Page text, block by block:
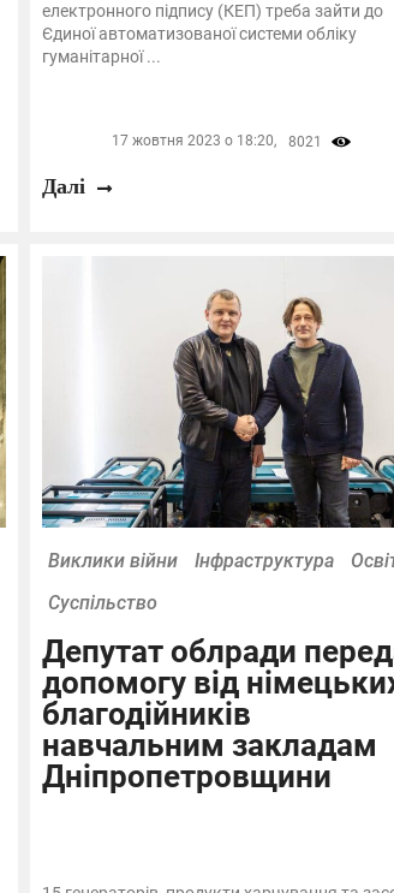
електронного підпису (КЕП) треба зайти до
Єдиної автоматизованої системи обліку
гуманітарної ...
17 жовтня 2023 о 18:20, 8021
Далі
Виклики війни Інфраструктура
Суспільство
Депутат облради
допомогу від
благодійників
навчальним закладам
Дніпропетровщини